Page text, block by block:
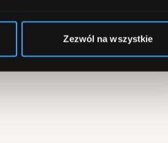
Zezwól na wszystkie